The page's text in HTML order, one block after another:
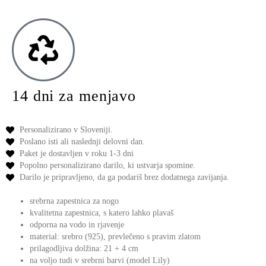
14 dni za menjavo
Personalizirano v Sloveniji.
Poslano isti ali naslednji delovni dan.
Paket je dostavljen v roku 1-3 dni
Popolno personalizirano darilo, ki ustvarja spomine.
Darilo je pripravljeno, da ga podariš brez dodatnega zavijanja.
srebrna zapestnica za nogo
kvalitetna zapestnica, s katero lahko plavaš
odporna na vodo in rjavenje
material: srebro (925), prevlečeno s pravim zlatom
prilagodljiva dolžina: 21 + 4 cm
na voljo tudi v srebrni barvi (model Lily)